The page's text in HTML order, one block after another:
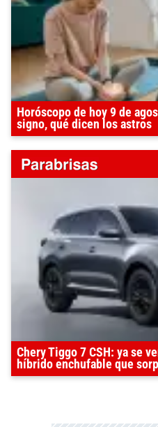
Horóscopo de hoy 9 de
signo, qué dicen los astros
Chery Tiggo 7 CSH: ya se
híbrido enchufable que